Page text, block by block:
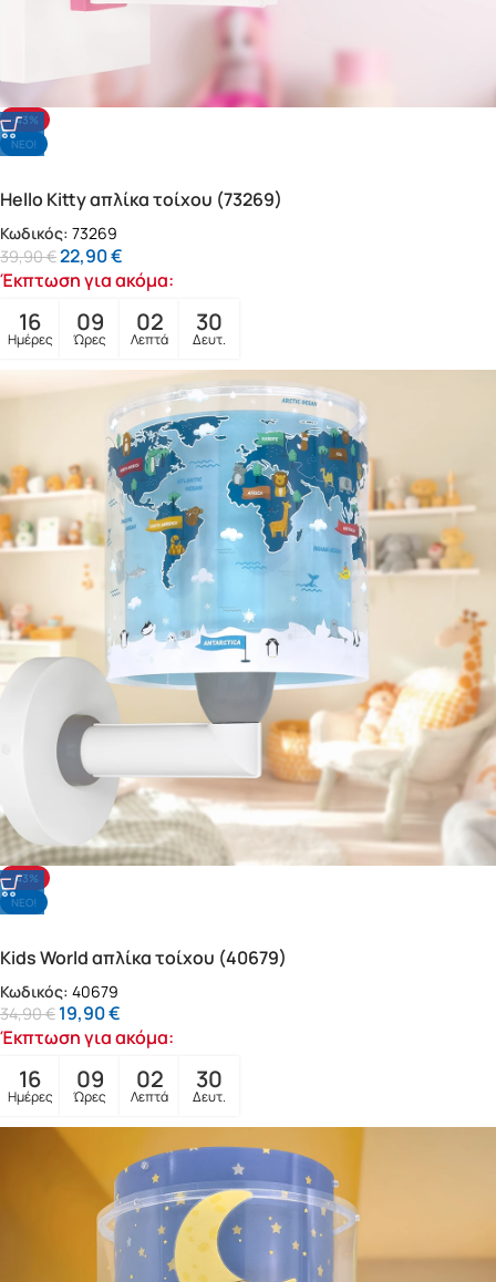
-43%
NΕΟ!
Hello Kitty απλίκα τοίχου (73269)
Κωδικός: 73269
39,90€22,90€
Έκπτωση για ακόμα:
16
Ημέρες
09
Ώρες
02
Λεπτά
28
Δευτ.
-43%
NΕΟ!
Kids World απλίκα τοίχου (40679)
Κωδικός: 40679
34,90€ 19,90€
Έκπτωση για ακόμα:
16
Ημέρες
09
Ώρες
02
Λεπτά
28
Δευτ.